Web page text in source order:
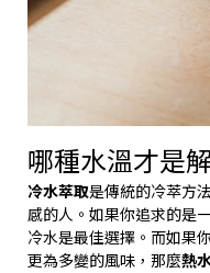
哪種水溫才是
冷水萃取是傳統的冷萃方
感的人。如果你追求的是
冷水是最佳選擇。而如果
更為多變的風味，那麼熱